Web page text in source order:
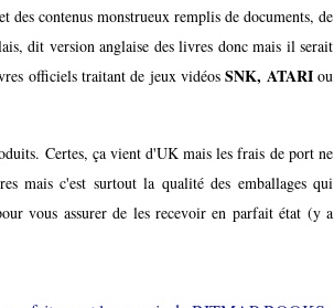
contenus monstrueux remplis de documents, de
dit version anglaise des livres donc mais il serait
officiels traitant de jeux vidéos SNK, ATARIou
Certes, ça vient d'UK mais les frais de port ne
mais c'est surtout la qualité des emballages qui
vous assurer de les recevoir en parfait état (y a